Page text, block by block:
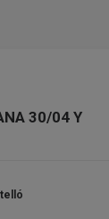
30/04 Y